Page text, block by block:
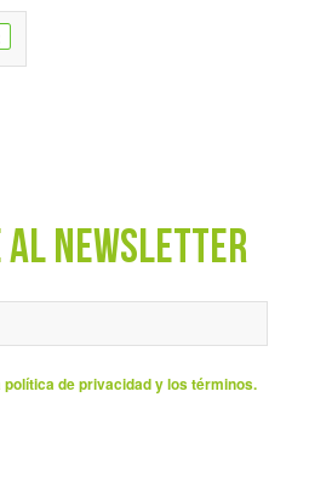
AL NEWSLETTER
política de privacidad y los términos.